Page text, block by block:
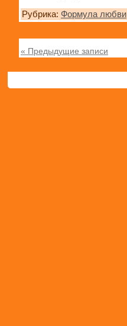
Рубрика: Формула любви
« Предыдущие записи